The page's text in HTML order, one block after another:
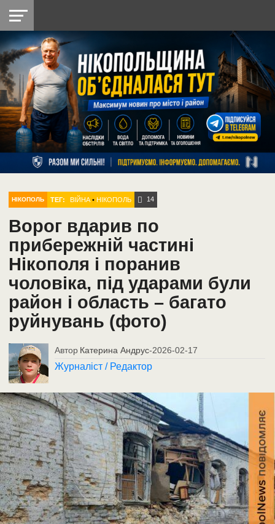
НІКОПОЛЬ
РАЙОН
СІЧЕСЛАВСЬКА
УКРАЇНА
РЕТРО
НІКОПОЛЬ
ЛАЙТ
УКРАЇНА
ДОПОМОГА
РАДІО
НІКОПОЛЬ ТЕГ: ВІЙНА •НІКОПОЛЬ 14
Ворог вдарив по
прибережній частині
Нікополя і поранив
чоловіка, під ударами були
район і область – багато
руйнувань (фото)
Автор Катерина Андрус-2026-02-17
Журналіст / Редактор